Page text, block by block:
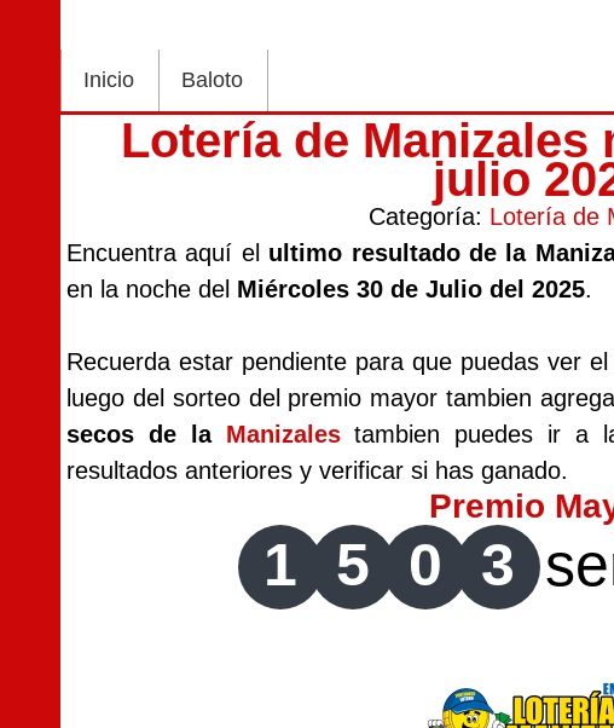
Inicio Baloto
Lotería de Manizales
julio
Categoría: Lotería de
Encuentra aquí el ultimo resultado de la
en la noche del Miércoles 30 de Julio del 2025.
Recuerda estar pendiente para que puedas ver
luego del sorteo del premio mayor tambien
secos de la Manizalestambien puedes ir a
resultados anteriores y verificar si has ganado.
Premio
1 5 0 3